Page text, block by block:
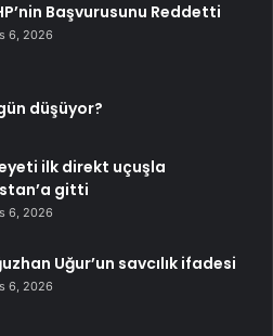
Başvurusunu Reddetti
6, 2026
düşüyor?
ilk direkt uçuşla
gitti
6, 2026
Uğur’un savcılık ifadesi
6, 2026